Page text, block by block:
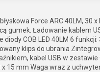
Force ARC 40LM, 30
gumek. Ładowanie kablem
diody COB LED 40LM 6
klips do ubrania
kabel USB w
15 mm Waga wraz z